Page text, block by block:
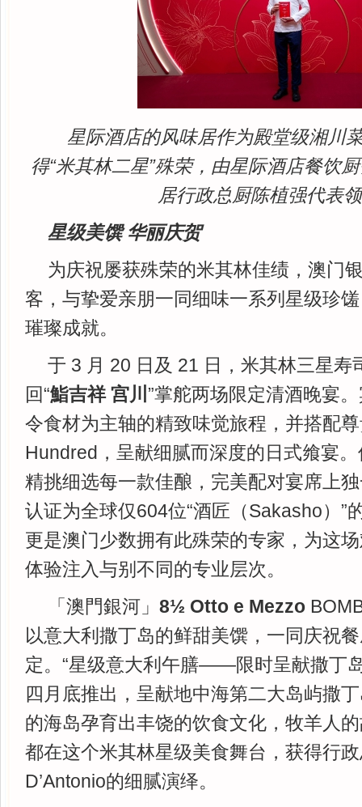
星际酒店的风味居作为殿堂级湘川
得“米其林二星”殊荣，由星际酒店餐饮
居行政总厨陈植强代表
星级美馔 华丽庆贺
为庆祝屡获殊荣的米其林佳绩，澳门
客，与挚爱亲朋一同细味一系列星级珍
璀璨成就。
于 3 月 20 日及 21 日，米其林三星寿
回“鮨吉祥 宫川 ”掌舵两场限定清酒晚宴
令食材为主轴的精致味觉旅程，并搭配
Hundred，呈献细腻而深度的日式飨宴
精挑细选每一款佳酿，完美配对宴席上
认证为全球仅604位“酒匠（Sakasho）”
更是澳门少数拥有此殊荣的专家，为这
体验注入与别不同的专业层次。
「澳門銀河」 8½ Otto e Mezzo
以意大利撒丁岛的鲜甜美馔，一同庆祝
定。“星级意大利午膳——限时呈献撒丁
四月底推出，呈献地中海第二大岛屿撒
的海岛孕育出丰饶的饮食文化，牧羊人
都在这个米其林星级美食舞台，获得行
D’Antonio的细腻演绎。